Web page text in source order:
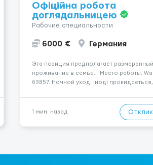
Офіційна робота
доглядальницею
Рабочие специальности
6000 € Германия
Эта позиция предполагает
проживание в семье. Место работы:
63857. Ночной уход: Іноді
пациента: Прикутий до ліжка
1 мин. назад